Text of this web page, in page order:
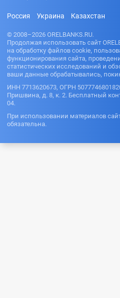
Россия Украина Казахстан
© 2008–2026 ORELBANKS.RU.
Продолжая использовать сайт
на обработку файлов cookie,
функционирования сайта,
статистических исследований и
ваши данные обрабатывались,
ИНН 7713620673, ОГРН
Пришвина, д. 8, к. 2. Бесплатный
04.
При использовании материалов
обязательна.